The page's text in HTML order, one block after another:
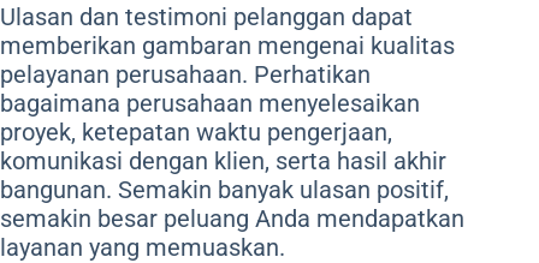
Ulasan dan testimoni pelanggan dapat
memberikan gambaran mengenai kualitas
pelayanan perusahaan. Perhatikan
bagaimana perusahaan menyelesaikan
proyek, ketepatan waktu pengerjaan,
komunikasi dengan klien, serta hasil akhir
bangunan. Semakin banyak ulasan positif,
semakin besar peluang Anda mendapatkan
layanan yang memuaskan.